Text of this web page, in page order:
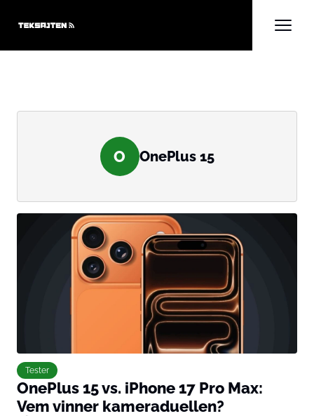
O OnePlus 15
Tester
OnePlus 15 vs. iPhone 17 Pro Max:
Vem vinner kameraduellen?